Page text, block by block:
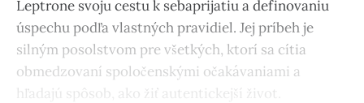
Leptrone svoju cestu k sebaprijatiu a definovaniu
úspechu podľa vlastných pravidiel. Jej príbeh je
silným posolstvom pre všetkých, ktorí sa cítia
obmedzovaní spoločenskými očakávaniami a
hľadajú spôsob, ako žiť autentickejší život.